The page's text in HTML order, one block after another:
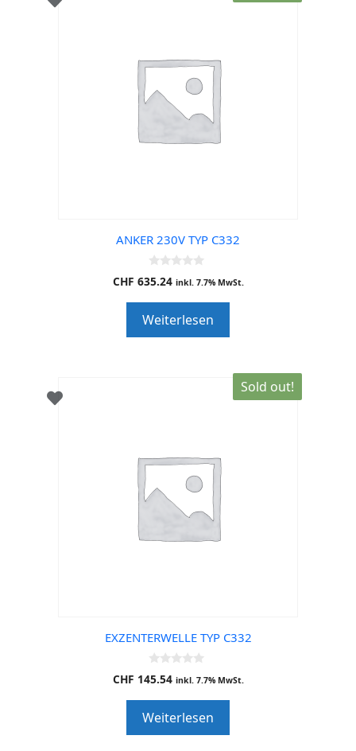
ANKER 230V TYP C332
0
o
o
f
5
CHF 635.24 inkl. 7.7% MwSt.
Weiterlesen
Sold out!
EXZENTERWELLE TYP C332
0
o
o
f
5
CHF 145.54 inkl. 7.7% MwSt.
Weiterlesen